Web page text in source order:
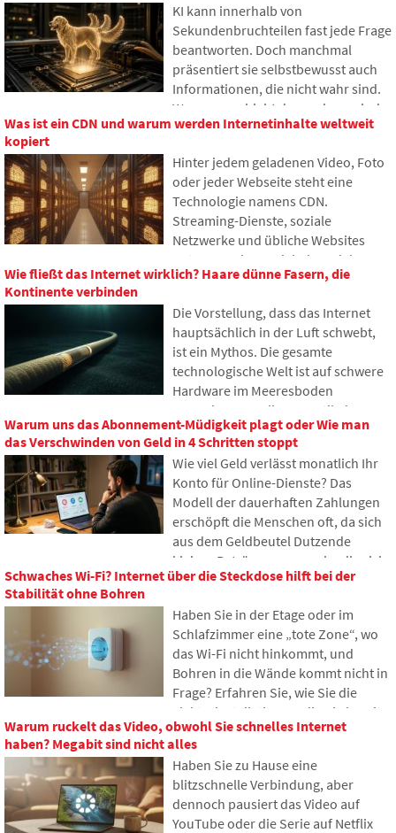
KI kann innerhalb von
Sekundenbruchteilen fast jede Frage
beantworten. Doch manchmal
präsentiert sie selbstbewusst auch
Informationen, die nicht wahr sind.
Warum geschieht das und was sind
sogenannte KI-Halluzinationen? Im
Sprachmodelle funktionieren,
warum sie gelegentlich falsche
Antworten generieren und wie
Entwickler versuchen, dieses
Problem nach und nach zu
Was ist ein CDN und warum werden Internetinhalte weltweit
kopiert
Hinter jedem geladenen Video, Foto
oder jeder Webseite steht eine
Technologie namens CDN.
Streaming-Dienste, soziale
Netzwerke und übliche Websites
nutzen es, dennoch haben viele
Menschen noch nie davon gehört. Im
Abkürzung steht, wie sie
funktioniert, warum Internetinhalte
an verschiedenen Orten der Welt
gespeichert werden und warum das
heutige Internet kaum ohne sie
Wie fließt das Internet wirklich? Haare dünne Fasern, die
Kontinente verbinden
Die Vorstellung, dass das Internet
hauptsächlich in der Luft schwebt,
ist ein Mythos. Die gesamte
technologische Welt ist auf schwere
Hardware im Meeresboden
angewiesen. In diesem Artikel
werden wir die Technologie der
Unterseekabel diskutieren. Sie
erfahren, wie Glasfasern
funktionieren, was das Verlegen von
Schiffen erfordert und wie sich die
Tiefen der Ozeane zu einem
geopolitischen Schlachtfeld
Warum uns das Abonnement-Müdigkeit plagt oder Wie man
das Verschwinden von Geld in 4 Schritten stoppt
Wie viel Geld verlässt monatlich Ihr
Konto für Online-Dienste? Das
Modell der dauerhaften Zahlungen
erschöpft die Menschen oft, da sich
aus dem Geldbeutel Dutzende
kleiner Beträge ansammeln, die sich
allmählich zu unerwartet hohen
stützen wir uns auf frische Daten aus
dem Jahr 2026, zeigen den enormen
Unterschied zwischen unseren
Schätzungen und der Realität und
bieten vier konkrete Schritte an, um
Kontrolle zu haben.
Schwaches Wi-Fi? Internet über die Steckdose hilft bei der
Stabilität ohne Bohren
Haben Sie in der Etage oder im
Schlafzimmer eine „tote Zone“, wo
das Wi-Fi nicht hinkommt, und
Bohren in die Wände kommt nicht in
Frage? Erfahren Sie, wie Sie die
Elektroinstallationen, die Sie bereits
in Ihren Wänden haben, für die
Datenübertragung über das
Stromnetz nutzen können. In diesem
Artikel zeigen wir Ihnen, wie ein
moderner Powerline-Adapter
funktioniert, warum er mit 4K-
Warum ruckelt das Video, obwohl Sie schnelles Internet
haben? Megabit sind nicht alles
Haben Sie zu Hause eine
blitzschnelle Verbindung, aber
dennoch pausiert das Video auf
YouTube oder die Serie auf Netflix